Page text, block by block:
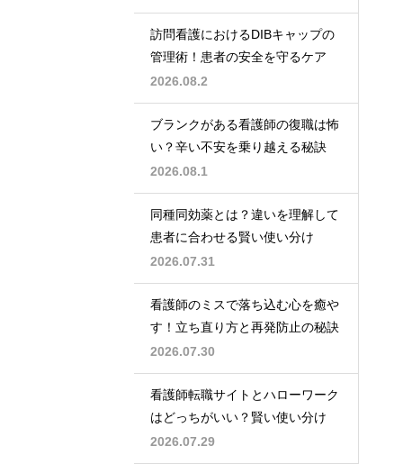
訪問看護におけるDIBキャップの
管理術！患者の安全を守るケア
2026.08.2
ブランクがある看護師の復職は怖
い？辛い不安を乗り越える秘訣
2026.08.1
同種同効薬とは？違いを理解して
患者に合わせる賢い使い分け
2026.07.31
看護師のミスで落ち込む心を癒や
す！立ち直り方と再発防止の秘訣
2026.07.30
看護師転職サイトとハローワーク
はどっちがいい？賢い使い分け
2026.07.29